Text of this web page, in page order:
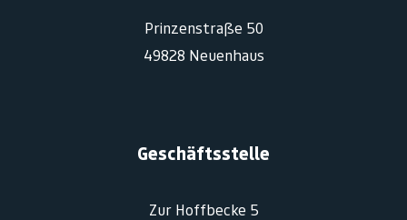
Prinzenstraße 50
49828 Neuenhaus
Geschäftsstelle
Zur Hoffbecke 5